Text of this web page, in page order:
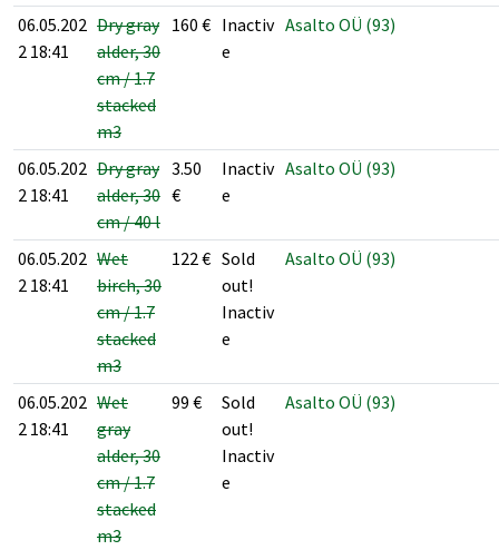
06.05.202
2 18:41
Dry gray
alder, 30
cm / 1.7
stacked
m3
160 € Inactiv
e
Asalto OÜ (93)
06.05.202
2 18:41
Dry gray
alder, 30
cm / 40 l
3.50
€
Inactiv
e
Asalto OÜ (93)
06.05.202
2 18:41
Wet
birch, 30
cm / 1.7
stacked
m3
122€ Sold
out!
Inactiv
e
Asalto OÜ (93)
06.05.202
2 18:41
Wet
gray
alder, 30
cm / 1.7
stacked
m3
99 €
Sold
out!
Inactiv
e
Asalto OÜ (93)